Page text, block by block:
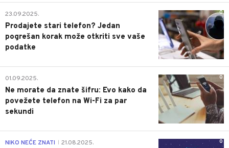
0
23.09.2025.
Prodajete stari telefon? Jedan
pogrešan korak može otkriti sve vaše
podatke
0
01.09.2025.
Ne morate da znate šifru: Evo kako da
povežete telefon na Wi-Fi za par
sekundi
0
NIKO NEĆE ZNATI 21.08.2025.